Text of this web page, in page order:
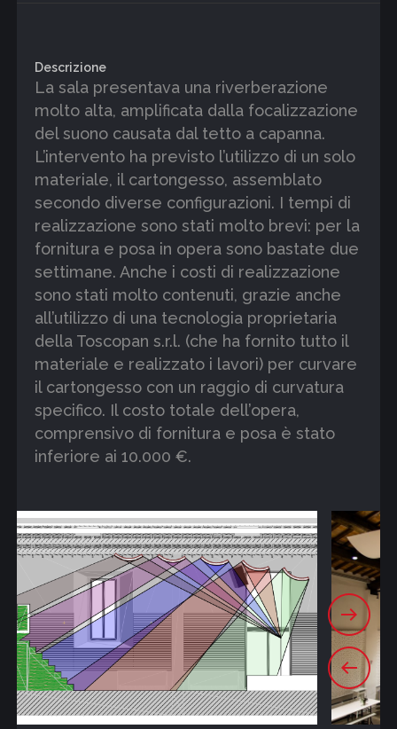
Descrizione
La sala presentava una riverberazione
molto alta, amplificata dalla focalizzazione
del suono causata dal tetto a capanna.
L’intervento ha previsto l’utilizzo di un solo
materiale, il cartongesso, assemblato
secondo diverse configurazioni. I tempi di
realizzazione sono stati molto brevi: per la
fornitura e posa in opera sono bastate due
settimane. Anche i costi di realizzazione
sono stati molto contenuti, grazie anche
all’utilizzo di una tecnologia proprietaria
della Toscopan s.r.l. (che ha fornito tutto il
materiale e realizzato i lavori) per curvare
il cartongesso con un raggio di curvatura
specifico. Il costo totale dell’opera,
comprensivo di fornitura e posa è stato
inferiore ai 10.000 €.